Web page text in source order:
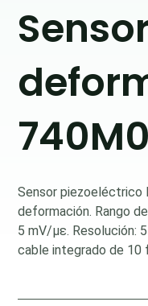
Sensor piezoeléctrico
deformación. Rango
5 mV/µε. Resolución:
cable integrado de 10